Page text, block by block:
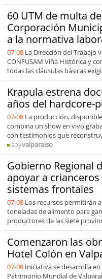
60 UTM de multa
Corporación
a la normativa
07-08 La Dirección del Trabajo
CONFUSAM Viña Histórica y
todas las cláusulas básicas
Krapula estrena
años del hardcore-
07-08 La producción,
combina un show en vivo
con testimonios que
soyvalparaiso
Gobierno Regional
apoyar a
sistemas frontales
07-08 Los recursos permitirán
toneladas de alimento para
productores de las siete
Comenzaron las
Hotel Colón en
07-08 Iniciativa se desarrolla
Patrimonio Mundial de